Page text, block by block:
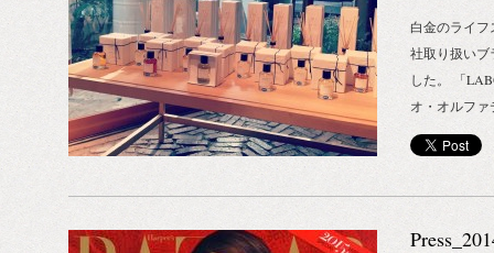
白金のライフ
社取り扱いブ
した。 「
オ・オルファ
WHILE
ホワイル・
なあの人への